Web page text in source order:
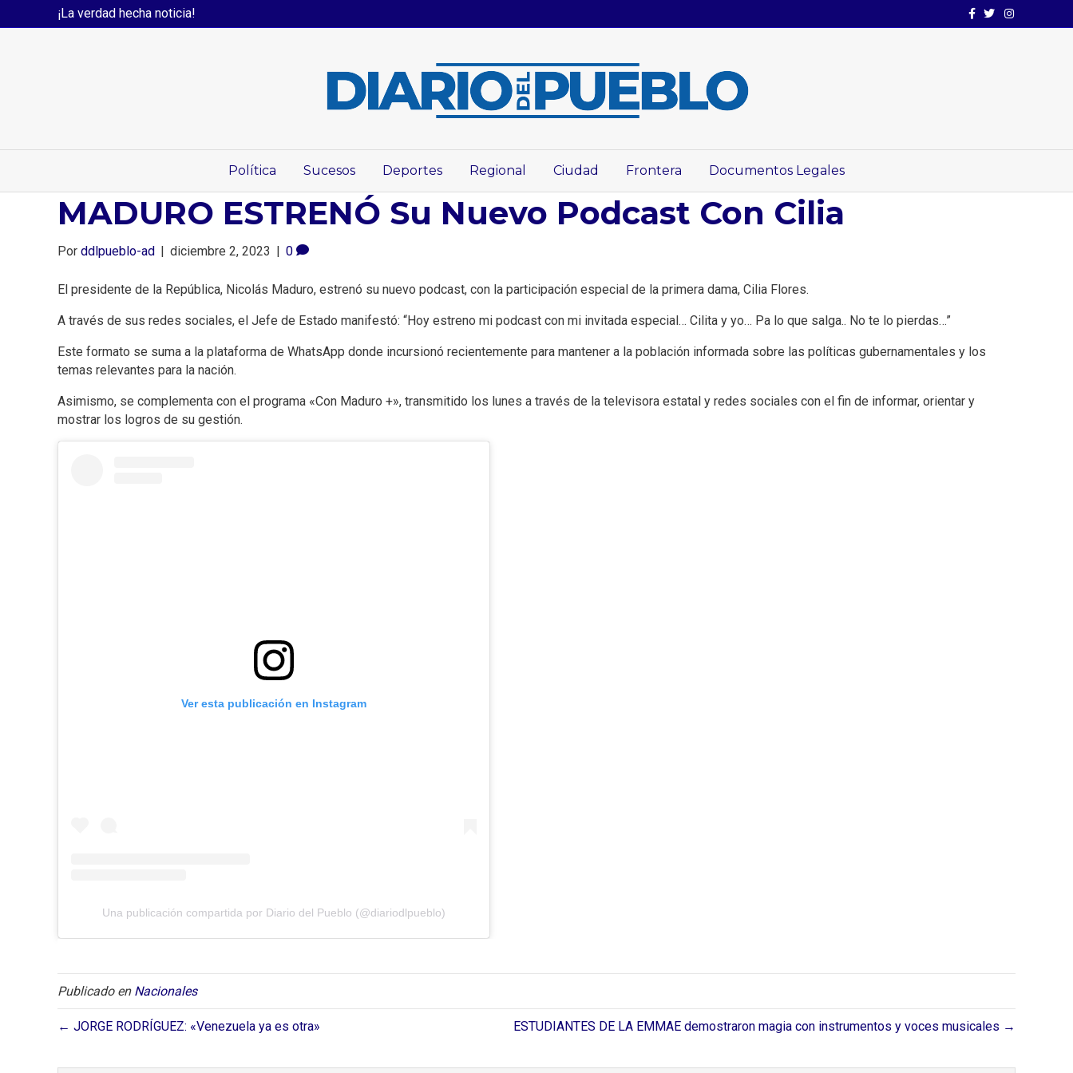
¡La verdad hecha noticia! Facebook
TwitterInstagram
Política Sucesos Deportes Regional Ciudad Frontera Documentos Legales
MADURO ESTRENÓ Su Nuevo Podcast Con Cilia
Por ddlpueblo-ad diciembre 2, 2023 0
El presidente de la República, Nicolás Maduro, estrenó su nuevo podcast, con la participación especial de la primera dama, Cilia Flores.
A través de sus redes sociales, el Jefe de Estado manifestó: “Hoy estreno mi podcast con mi invitada especial… Cilita y yo… Pa lo que salga.. No te lo pierdas…”
Este formato se suma a la plataforma de WhatsApp donde incursionó recientemente para mantener a la población informada sobre las políticas gubernamentales y los
temas relevantes para la nación.
Asimismo, se complementa con el programa «Con Maduro +», transmitido los lunes a través de la televisora estatal y redes sociales con el fin de informar, orientar y
mostrar los logros de su gestión.
Ver esta publicación en Instagram
Una publicación compartida por Diario del Pueblo (@diariodlpueblo)
Publicado en Nacionales
← JORGE RODRÍGUEZ: «Venezuela ya es otra» ESTUDIANTES DE LA EMMAE demostraron magia con instrumentos y voces musicales →